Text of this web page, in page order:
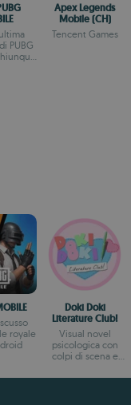
PUBG
Apex Legends
Mobile (CH)
Tencent Games
royale
Doki Doki
Literature Club!
Visual novel
psicologica con
colpi di scena e